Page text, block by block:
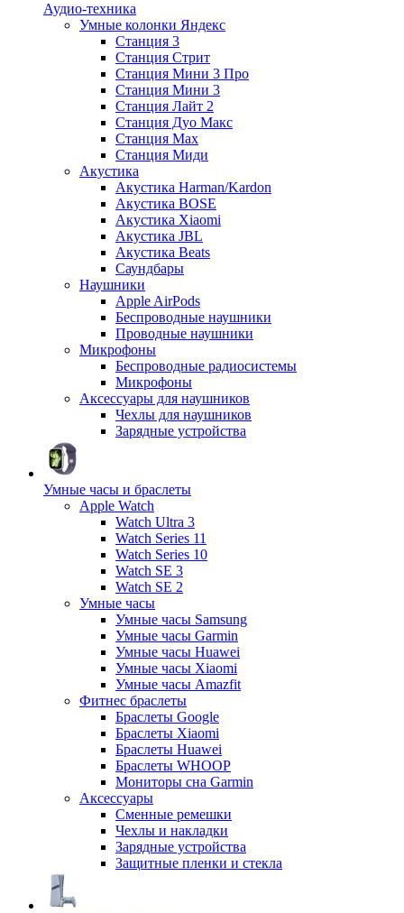
Аудио-техника
Умные колонки Яндекс
Станция 3
Станция Стрит
Станция Мини 3 Про
Станция Мини 3
Станция Лайт 2
Станция Дуо Макс
Станция Max
Станция Миди
Акустика
Акустика Harman/Kardon
Акустика BOSE
Акустика Xiaomi
Акустика JBL
Акустика Beats
Саундбары
Наушники
Apple AirPods
Беспроводные наушники
Проводные наушники
Микрофоны
Беспроводные радиосистемы
Микрофоны
Аксессуары для наушников
Чехлы для наушников
Зарядные устройства
Умные часы и браслеты
Apple Watch
Watch Ultra 3
Watch Series 11
Watch Series 10
Watch SE 3
Watch SE 2
Умные часы
Умные часы Samsung
Умные часы Garmin
Умные часы Huawei
Умные часы Xiaomi
Умные часы Amazfit
Фитнес браслеты
Браслеты Google
Браслеты Xiaomi
Браслеты Huawei
Браслеты WHOOP
Мониторы сна Garmin
Аксессуары
Сменные ремешки
Чехлы и накладки
Зарядные устройства
Защитные пленки и стекла